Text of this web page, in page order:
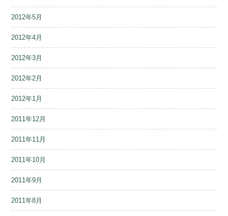
2012年5月
2012年4月
2012年3月
2012年2月
2012年1月
2011年12月
2011年11月
2011年10月
2011年9月
2011年8月